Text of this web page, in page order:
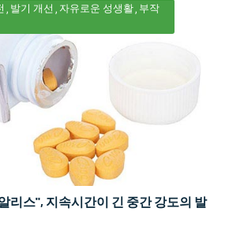
발기 개선 자유로운 성생활 부작
리스", 지속시간이 긴 중간 강도의 발